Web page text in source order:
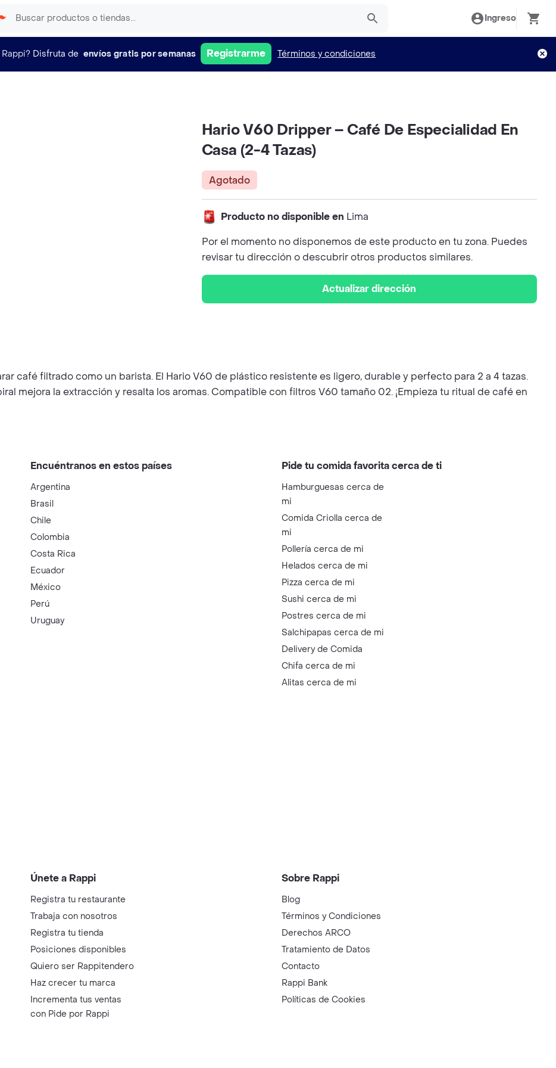
Ingreso
Disfruta de envíos gratis por semanas Registrarme Términos y condiciones
Hario V60 Dripper – Café De Especialidad En
Casa (2-4 Tazas)
Agotado
Producto no disponible en Lima
Por el momento no disponemos de este producto en tu zona. Puedes
revisar tu dirección o descubrir otros productos similares.
Actualizar dirección
café filtrado como un barista. El Hario V60 de plástico resistente es ligero, durable y perfecto para 2 a 4 tazas.
mejora la extracción y resalta los aromas. Compatible con filtros V60 tamaño 02. ¡Empieza tu ritual de café en
Encuéntranos en estos países
Argentina
Brasil
Chile
Colombia
Costa Rica
Ecuador
México
Perú
Uruguay
Pide tu comida favorita cerca de ti
Hamburguesas cerca de
mi
Comida Criolla cerca de
mi
Pollería cerca de mi
Helados cerca de mi
Pizza cerca de mi
Sushi cerca de mi
Postres cerca de mi
Salchipapas cerca de mi
Delivery de Comida
Chifa cerca de mi
Alitas cerca de mi
Únete a Rappi
Registra tu restaurante
Trabaja con nosotros
Registra tu tienda
Posiciones disponibles
Quiero ser Rappitendero
Haz crecer tu marca
Incrementa tus ventas
con Pide por Rappi
Sobre Rappi
Blog
Términos y Condiciones
Derechos ARCO
Tratamiento de Datos
Contacto
Rappi Bank
Políticas de Cookies